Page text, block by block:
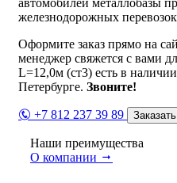
автомобилей металлобазы
железнодорожных
Оформите заказ прямо на
менеджер свяжется с вами
L=12,0м (ст3) есть в
Петербурге. Звоните!
+7 812 237 39 89 Заказать
Наши преимущества
О компании